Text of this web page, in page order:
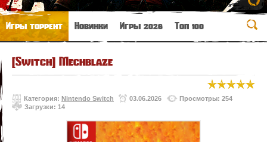
Игры торрент Новинки Игры 2026 Топ 100
[Switch] Mechblaze
Категория: Nintendo Switch 03.06.2026
Просмотры: 254
Загрузки: 14